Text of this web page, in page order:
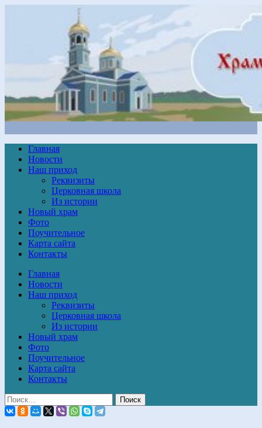
Главная
Новости
Наш приход
Реквизиты
Церковная школа
Из истории
Новый храм
Фото
Поучительное
Карта сайта
Контакты
Главная
Новости
Наш приход
Реквизиты
Церковная школа
Из истории
Новый храм
Фото
Поучительное
Карта сайта
Контакты